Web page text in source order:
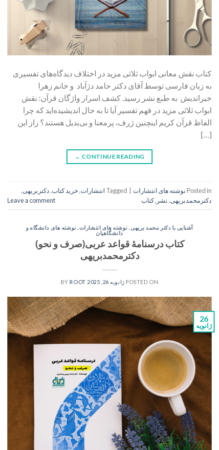
کتاب نقش معانی ابواب ثلاثی مزید در اختلاف دیدگاه‌های تفسیری
به زبان فارسی توسط آقای دکتر حامد دژآباد و خانم زهرا
خیراندیش به طبع نشر رسید. کشف اسرار واژگان قرآن: نقش
ابواب ثلاثی مزید در فهم تفسیر آیا تا به حال اندیشیده‌اید که چرا
الفاظ قرآن کریم اینچنین ژرف، پرمعنا و بی‌بدیل هستند؟ راز این
[…]
CONTINUE READING
→
Posted inنوشته های انتشارات Tagged انتشارات,خرید کتاب,دکتربریهی,
دکترمحمدبریهی,نشر ,کتاب Leave a comment
آشنایی با دکتر محمد بریهی نوشته های انتشارات نوشته های دانشگاه و
دانشگاهیان
کتاب درسنامۀ قواعد عربی(صرف و نحو)
دکترمحمدبریهی
POSTED ON ژانویه 26, 2025 ROOT
26
ژانویه